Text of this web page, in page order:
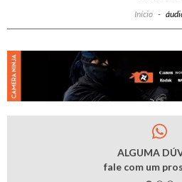
Início -
ALGUMA
fale com um